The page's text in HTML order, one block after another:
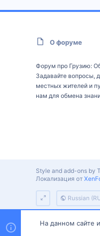
О форуме
Форум про Грузию:
Задавайте вопросы,
местных жителей и
нам для обмена
Russian
Style and add-ons by
Локализация от
На данном сайте